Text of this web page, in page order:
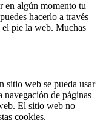
en algún momento tu
hacerlo a través
pie la web. Muchas
sitio web se pueda usar
navegación de páginas
El sitio web no
cookies.